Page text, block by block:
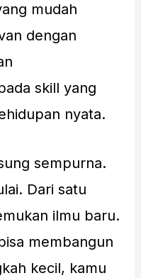
mudah
dengan
skill yang
nyata.
sempurna.
Dari satu
ilmu baru.
membangun
kecil, kamu